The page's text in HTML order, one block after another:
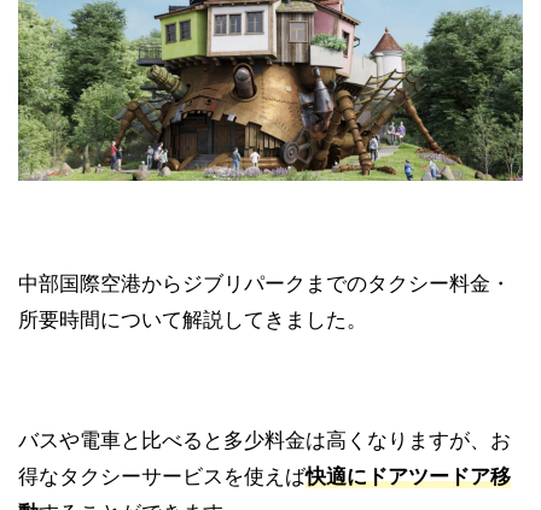
中部国際空港からジブリパークまでのタクシー料金・
所要時間について解説してきました。
バスや電車と比べると多少料金は高くなりますが、お
得なタクシーサービスを使えば快適にドアツードア移